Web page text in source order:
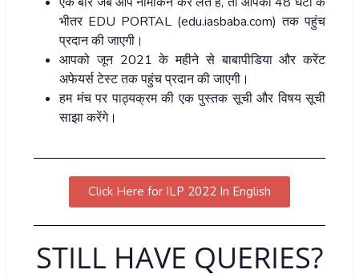
भीतर EDU PORTAL (edu.iasbaba.com) तक पहुंच
प्रदान की जाएगी।
आपको जून 2021 के महीने से बाबापीडिया और करेंट
अफेयर्स टेस्ट तक पहुंच प्रदान की जाएगी।
हम मंच पर पाठ्यक्रम की एक पुस्तक सूची और विषय सूची
साझा करेंगे।
Click Here for ILP 2022 In English
STILL HAVE QUERIES?